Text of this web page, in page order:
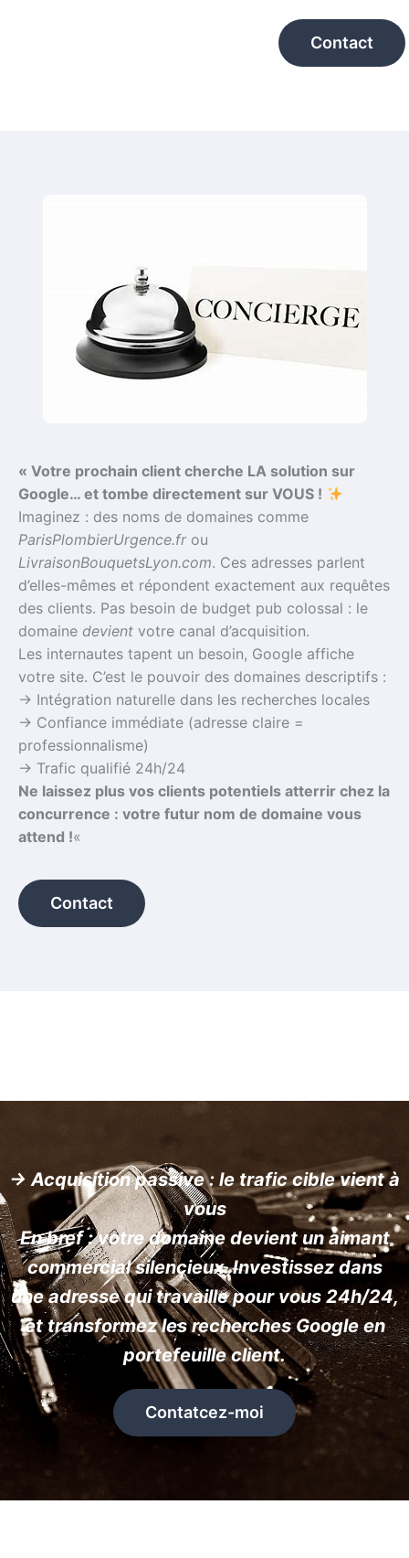
Contact
« Votre prochain client cherche LA solution sur
Google… et tombe directement sur VOUS !
Imaginez : des noms de domaines comme
ParisPlombierUrgence.frou
LivraisonBouquetsLyon.com. Ces adresses parlent
d’elles-mêmes et répondent exactement aux requêtes
des clients. Pas besoin de budget pub colossal : le
domaine devient votre canal d’acquisition.
Les internautes tapent un besoin, Google affiche
votre site. C’est le pouvoir des domaines descriptifs :
→ Intégration naturelle dans les recherches locales
→ Confiance immédiate (adresse claire =
professionnalisme)
→ Trafic qualifié 24h/24
Ne laissez plus vos clients potentiels atterrir chez la
concurrence : votre futur nom de domaine vous
attend !«
Contact
→ Acquisition passive : le trafic cible vient à
vous
En bref : votre domaine devient un aimant
commercial silencieux. Investissez dans
une adresse qui travaille pour vous 24h/24,
et transformez les recherches Google en
portefeuille client.
Contatcez-moi